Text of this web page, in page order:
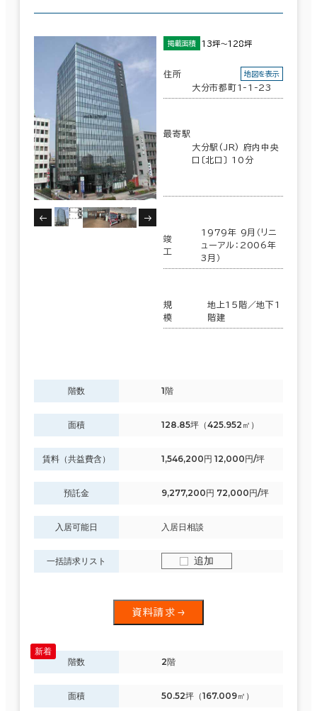
掲載面積 13坪～128坪
住所
大分市都町1-1-23
地図を表示
最寄駅
大分駅(JR) 府内中央
口〔北口〕 10分
竣
工
1979年 9月（リニ
ューアル：2006年
3月）
規
模
地上15階／地下1
階建
階数 1階
面積 128.85坪（425.952㎡）
賃料（共益費含） 1,546,200円 12,000円/坪
預託金 9,277,200円 72,000円/坪
入居可能日 入居日相談
一括請求リスト 追加
資料請求
階数 2階
面積 50.52坪（167.009㎡）